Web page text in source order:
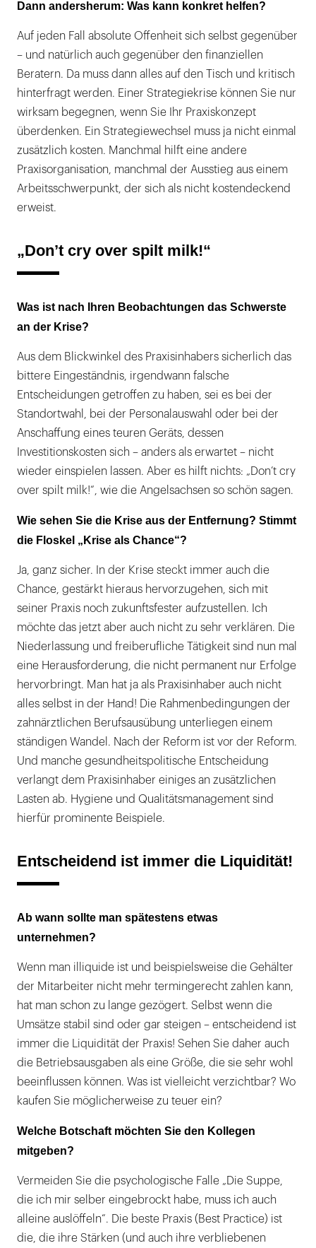
Dann andersherum: Was kann konkret helfen?
Auf jeden Fall absolute Offenheit sich selbst gegenüber
– und natürlich auch gegenüber den finanziellen
Beratern. Da muss dann alles auf den Tisch und kritisch
hinterfragt werden. Einer Strategiekrise können Sie nur
wirksam begegnen, wenn Sie Ihr Praxiskonzept
überdenken. Ein Strategiewechsel muss ja nicht einmal
zusätzlich kosten. Manchmal hilft eine andere
Praxisorganisation, manchmal der Ausstieg aus einem
Arbeitsschwerpunkt, der sich als nicht kostendeckend
erweist.
„Don’t cry over spilt milk!“
Was ist nach Ihren Beobachtungen das Schwerste
an der Krise?
Aus dem Blickwinkel des Praxisinhabers sicherlich das
bittere Eingeständnis, irgendwann falsche
Entscheidungen getroffen zu haben, sei es bei der
Standortwahl, bei der Personalauswahl oder bei der
Anschaffung eines teuren Geräts, dessen
Investitionskosten sich – anders als erwartet – nicht
wieder einspielen lassen. Aber es hilft nichts: „Don’t cry
over spilt milk!“, wie die Angelsachsen so schön sagen.
Wie sehen Sie die Krise aus der Entfernung? Stimmt
die Floskel „Krise als Chance“?
Ja, ganz sicher. In der Krise steckt immer auch die
Chance, gestärkt hieraus hervorzugehen, sich mit
seiner Praxis noch zukunftsfester aufzustellen. Ich
möchte das jetzt aber auch nicht zu sehr verklären. Die
Niederlassung und freiberufliche Tätigkeit sind nun mal
eine Herausforderung, die nicht permanent nur Erfolge
hervorbringt. Man hat ja als Praxisinhaber auch nicht
alles selbst in der Hand! Die Rahmenbedingungen der
zahnärztlichen Berufsausübung unterliegen einem
ständigen Wandel. Nach der Reform ist vor der Reform.
Und manche gesundheitspolitische Entscheidung
verlangt dem Praxisinhaber einiges an zusätzlichen
Lasten ab. Hygiene und Qualitätsmanagement sind
hierfür prominente Beispiele.
Entscheidend ist immer die Liquidität!
Ab wann sollte man spätestens etwas
unternehmen?
Wenn man illiquide ist und beispielsweise die Gehälter
der Mitarbeiter nicht mehr termingerecht zahlen kann,
hat man schon zu lange gezögert. Selbst wenn die
Umsätze stabil sind oder gar steigen – entscheidend ist
immer die Liquidität der Praxis! Sehen Sie daher auch
die Betriebsausgaben als eine Größe, die sie sehr wohl
beeinflussen können. Was ist vielleicht verzichtbar? Wo
kaufen Sie möglicherweise zu teuer ein?
Welche Botschaft möchten Sie den Kollegen
mitgeben?
Vermeiden Sie die psychologische Falle „Die Suppe,
die ich mir selber eingebrockt habe, muss ich auch
alleine auslöffeln“. Die beste Praxis (Best Practice) ist
die, die ihre Stärken (und auch ihre verbliebenen